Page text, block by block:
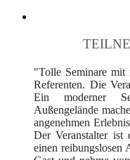
"Tolle Seminare mit
Referenten. Die
Ein moderner
Außengelände
angenehmen
Der Veranstalter
einen reibungslosen